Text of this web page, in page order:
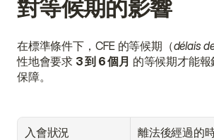
對等候期的影響
在標準條件下，CFE 的等候期（délais
性地會要求 3 到 6 個月 的等候期才能
保障。
入會狀況 離法後經過的